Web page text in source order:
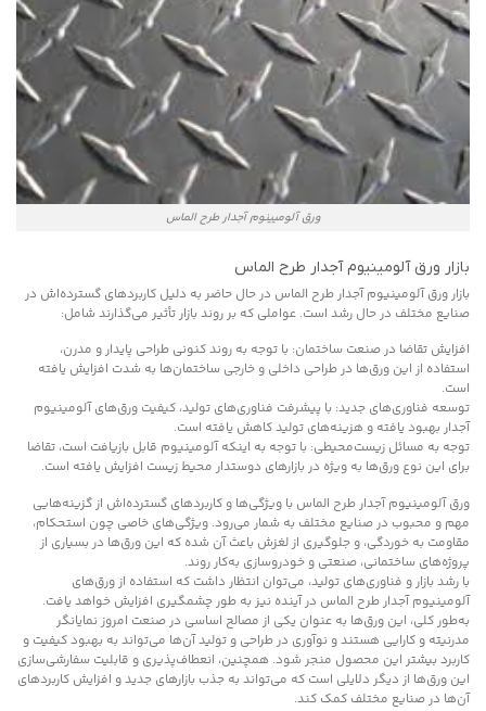
ورق آلومیینوم آجدار طرح الماس
بازار ورق آلومینیوم آجدار طرح الماس
بازار ورق آلومینیوم آجدار طرح الماس در حال حاضر به دلیل کاربردهای گسترده‌اش در
صنایع مختلف در حال رشد است. عواملی که بر روند بازار تأثیر می‌گذارند شامل:
افزایش تقاضا در صنعت ساختمان: با توجه به روند کنونی طراحی پایدار و مدرن،
استفاده از این ورق‌ها در طراحی داخلی و خارجی ساختمان‌ها به شدت افزایش یافته
است.
توسعه فناوری‌های جدید: با پیشرفت فناوری‌های تولید، کیفیت ورق‌های آلومینیوم
آجدار بهبود یافته و هزینه‌های تولید کاهش یافته است.
توجه به مسائل زیست‌محیطی: با توجه به اینکه آلومینیوم قابل بازیافت است، تقاضا
برای این نوع ورق‌ها به ویژه در بازارهای دوستدار محیط زیست افزایش یافته است.
ورق آلومینیوم آجدار طرح الماس با ویژگی‌ها و کاربردهای گسترده‌اش از گزینه‌هایی
مهم و محبوب در صنایع مختلف به شمار می‌رود. ویژگی‌های خاصی چون استحکام،
مقاومت به خوردگی، و جلوگیری از لغزش باعث آن شده که این ورق‌ها در بسیاری از
پروژه‌های ساختمانی، صنعتی و خودروسازی به‌کار روند.
با رشد بازار و فناوری‌های تولید، می‌توان انتظار داشت که استفاده از ورق‌های
آلومینیوم آجدار طرح الماس در آینده نیز به طور چشمگیری افزایش خواهد یافت.
به‌طور کلی، این ورق‌ها به عنوان یکی از مصالح اساسی در صنعت امروز نمایانگر
مدرنیته و کارایی هستند و نوآوری در طراحی و تولید آن‌ها می‌تواند به بهبود کیفیت و
کاربرد بیشتر این محصول منجر شود. همچنین، انعطاف‌پذیری و قابلیت سفارشی‌سازی
این ورق‌ها از دیگر دلایلی است که می‌تواند به جذب بازارهای جدید و افزایش کاربردهای
آن‌ها در صنایع مختلف کمک کند.